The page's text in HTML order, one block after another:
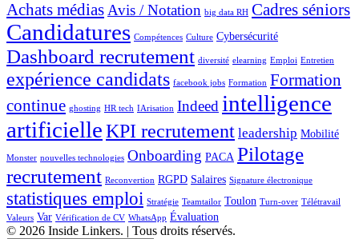
Achats médiasAvis / Notation big data RH Cadres séniors
Candidatures Compétences Culture Cybersécurité
Dashboard recrutement diversité elearning Emploi Entretien
expérience candidats facebook jobs Formation Formation
continue ghosting HR tech IArisation Indeed intelligence
artificielleKPI recrutement leadership Mobilité
Monster nouvelles technologies Onboarding PACA Pilotage
recrutement Reconvertion RGPD Salaires Signature électronique
statistiques emploi Stratégie Teamtailor Toulon Turn-over Télétravail
Valeurs Var Vérification de CV WhatsApp Évaluation
© 2026 Inside Linkers. | Tous droits réservés.